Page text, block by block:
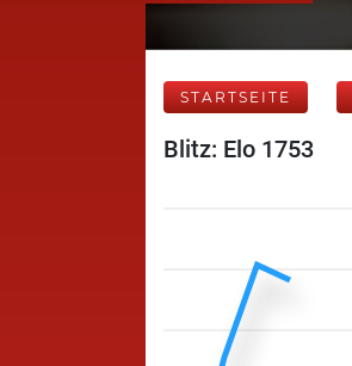
STARTSEITE
Blitz: Elo 1753